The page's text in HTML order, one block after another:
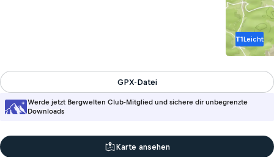
T1Leicht
Werde jetzt Bergwelten Club-Mitglied und sichere dir unbegrenzte
Downloads
GPX-Datei
Karte ansehen